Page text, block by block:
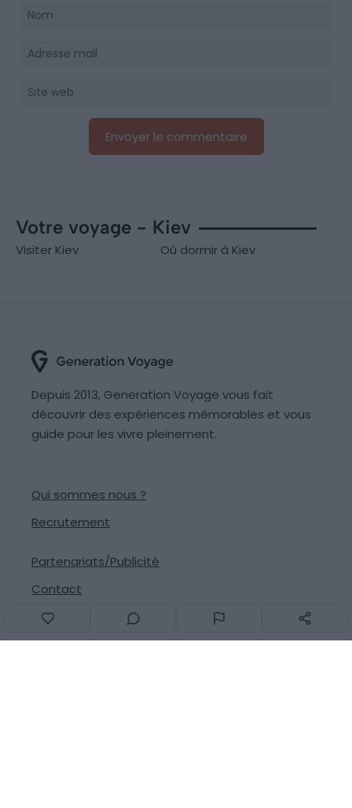
Votre voyage - Kiev
Visiter Kiev Où dormir à Kiev
Depuis 2013, Generation Voyage vous fait
découvrir des expériences mémorables et vous
guide pour les vivre pleinement.
Qui sommes nous ?
Recrutement
Partenariats/Publicité
Contact
Signaler une erreur